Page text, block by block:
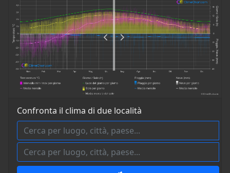
Confronta il clima di due località